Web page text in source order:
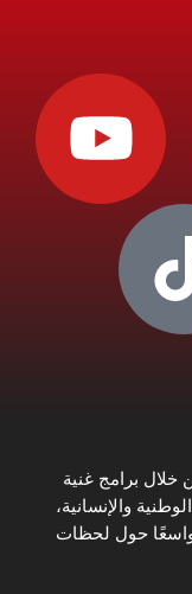
خلال برامج غنية
والإنسانية،
واسعًا حول لحظات